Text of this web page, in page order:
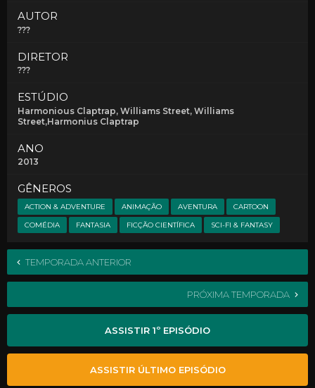
AUTOR
???
DIRETOR
???
ESTÚDIO
Harmonious Claptrap, Williams Street, Williams
Street,Harmonius Claptrap
ANO
2013
GÊNEROS
ACTION & ADVENTURE ANIMAÇÃO AVENTURA
CARTOON
COMÉDIA
FANTASIA FICÇÃO CIENTÍFICA SCI-FI & FANTASY
TEMPORADA ANTERIOR
PRÓXIMA TEMPORADA
ASSISTIR 1º EPISÓDIO
ASSISTIR ÚLTIMO EPISÓDIO